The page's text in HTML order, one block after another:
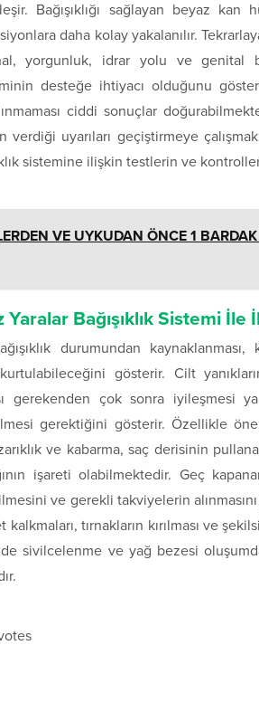
Bağışıklığı sağlayan beyaz kan
daha kolay yakalanılır.
yorgunluk, idrar yolu ve genital
desteğe ihtiyacı olduğunu
ciddi sonuçlar
uyarıları geçiştirmeye
sistemine ilişkin testlerin ve
VE UYKUDAN ÖNCE 1
Bağışıklık Sistemi İle
durumundan kaynaklanması,
gösterir. Cilt
gerekenden çok sonra iyileşmesi
gerektiğini gösterir. Özellikle
ve kabarma, saç derisinin
işareti olabilmektedir. Geç
ve gerekli takviyelerin
tırnakların kırılması ve
sivilcelenme ve yağ bezesi